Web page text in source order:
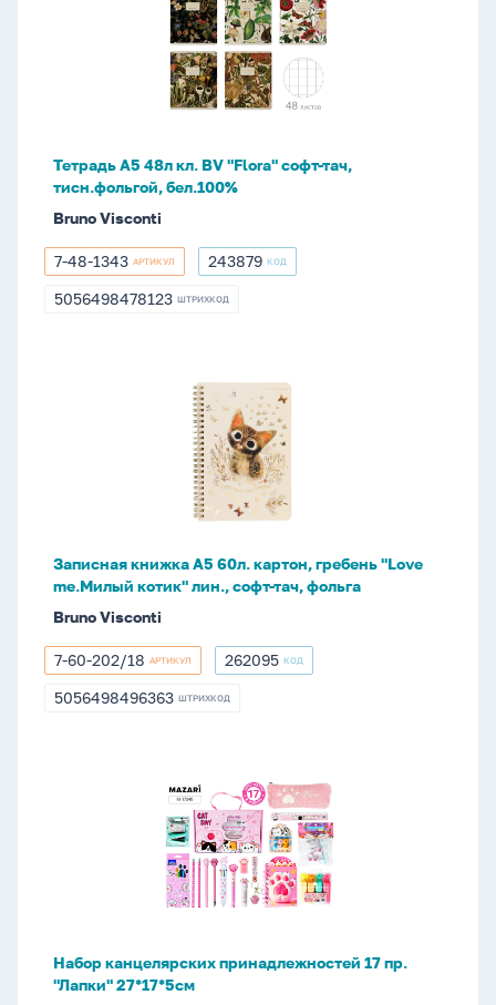
тисн.фольгой,
бел.100%
Тетрадь А5 48л кл. BV "Flora" софт-тач,
тисн.фольгой, бел.100%
Bruno Visconti
7-
48-
7-48-1343 АРТИКУЛ 243879
243879 КОД
5056498478123
5056498478123 ШТРИХКОД
котик"
лин.,
софт-
тач,
фольга
Записная книжка А5 60л. картон, гребень "Love
me.Милый котик" лин., софт-тач, фольга
Bruno Visconti
7-
60-
7-60-202/18 АРТИКУЛ 262095
262095 КОД
5056498496363
5056498496363 ШТРИХКОД
канцелярских
принадлежностей
Набор канцелярских принадлежностей 17 пр.
"Лапки" 27*17*5см